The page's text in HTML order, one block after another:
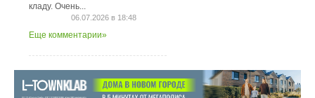
кладу. Очень...
06.07.2026 в 18:48
Еще комментарии»